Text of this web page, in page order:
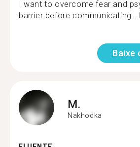
I want to overcome fear and
barrier before communicating...
Baixe
M.
Nakhodka